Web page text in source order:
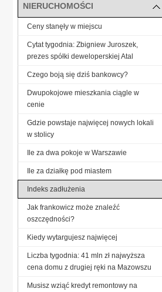
NIERUCHOMOŚCI
Ceny stanęły w miejscu
Cytat tygodnia: Zbigniew Juroszek,
prezes spółki deweloperskiej Atal
Czego boją się dziś bankowcy?
Dwupokojowe mieszkania ciągle w
cenie
Gdzie powstaje najwięcej nowych lokali
w stolicy
Ile za dwa pokoje w Warszawie
Ile za działkę pod miastem
Indeks zadłużenia
Jak frankowicz może znaleźć
oszczędności?
Kiedy wytargujesz najwięcej
Liczba tygodnia: 41 mln zł najwyższa
cena domu z drugiej ręki na Mazowszu
Musisz wziąć kredyt remontowy na